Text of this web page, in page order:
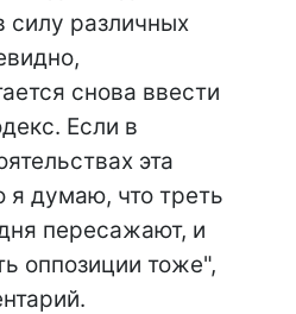
силу различных
снова ввести
Если в
эта
я думаю, что треть
пересажают, и
оппозиции тоже",